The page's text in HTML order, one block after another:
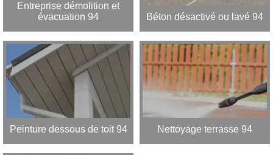
Entreprise démolition et
évacuation 94
Béton désactivé ou lavé 94
Peinture dessous de toit 94 Nettoyage terrasse 94